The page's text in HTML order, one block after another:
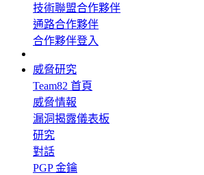
技術聯盟合作夥伴
通路合作夥伴
合作夥伴登入
威脅研究
Team82 首頁
威脅情報
漏洞揭露儀表板
研究
對話
PGP 金鑰